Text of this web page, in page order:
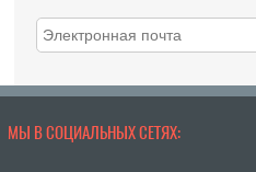
МЫ В СОЦИАЛЬНЫХ СЕТЯХ: